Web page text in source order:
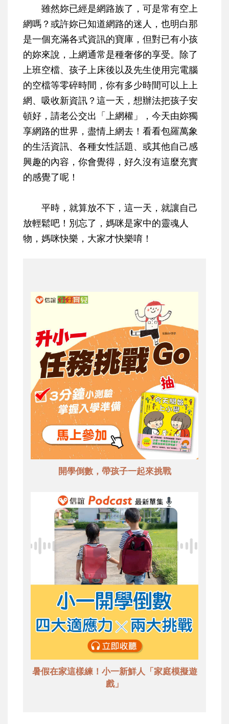
雖然妳已經是網路族了，可是常有空上
網嗎？或許妳已知道網路的迷人，也明白那
是一個充滿各式資訊的寶庫，但對已有小孩
的妳來說，上網通常是種奢侈的享受。除了
上班空檔、孩子上床後以及先生使用完電腦
的空檔等零碎時間，你有多少時間可以上上
網、吸收新資訊？這一天，想辦法把孩子安
頓好， 請老公交出「上網權」，今天由妳獨
享網路的世界，盡情上網去！ 看看包羅萬象
的生活資訊、各種女性話題、或其他自己感
興趣的內容，你會覺得，好久沒有這麼充實
的感覺了呢！
平時，就算放不下，這一天，就讓自己
放輕鬆吧！別忘了，媽咪是家中的靈魂人
物，媽咪快樂，大家才快樂唷！
開學倒數，帶孩子一起來挑戰
暑假在家這樣練！小一新鮮人「家庭模擬遊
戲」